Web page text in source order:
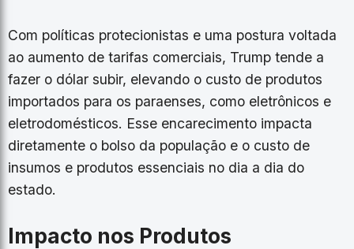
Com políticas protecionistas e uma postura voltada
ao aumento de tarifas comerciais, Trump tende a
fazer o dólar subir, elevando o custo de produtos
importados para os paraenses, como eletrônicos e
eletrodomésticos. Esse encarecimento impacta
diretamente o bolso da população e o custo de
insumos e produtos essenciais no dia a dia do
estado.
Impacto nos Produtos